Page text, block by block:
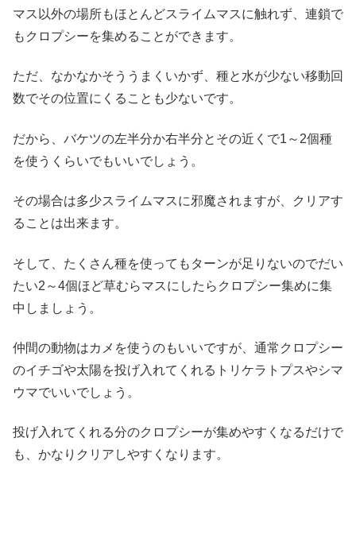
マス以外の場所もほとんどスライムマスに触れず、連鎖で
もクロプシーを集めることができます。
ただ、なかなかそううまくいかず、種と水が少ない移動回
数でその位置にくることも少ないです。
だから、バケツの左半分か右半分とその近くで1～2個種
を使うくらいでもいいでしょう。
その場合は多少スライムマスに邪魔されますが、クリアす
ることは出来ます。
そして、たくさん種を使ってもターンが足りないのでだい
たい2～4個ほど草むらマスにしたらクロプシー集めに集
中しましょう。
仲間の動物はカメを使うのもいいですが、通常クロプシー
のイチゴや太陽を投げ入れてくれるトリケラトプスやシマ
ウマでいいでしょう。
投げ入れてくれる分のクロプシーが集めやすくなるだけで
も、かなりクリアしやすくなります。